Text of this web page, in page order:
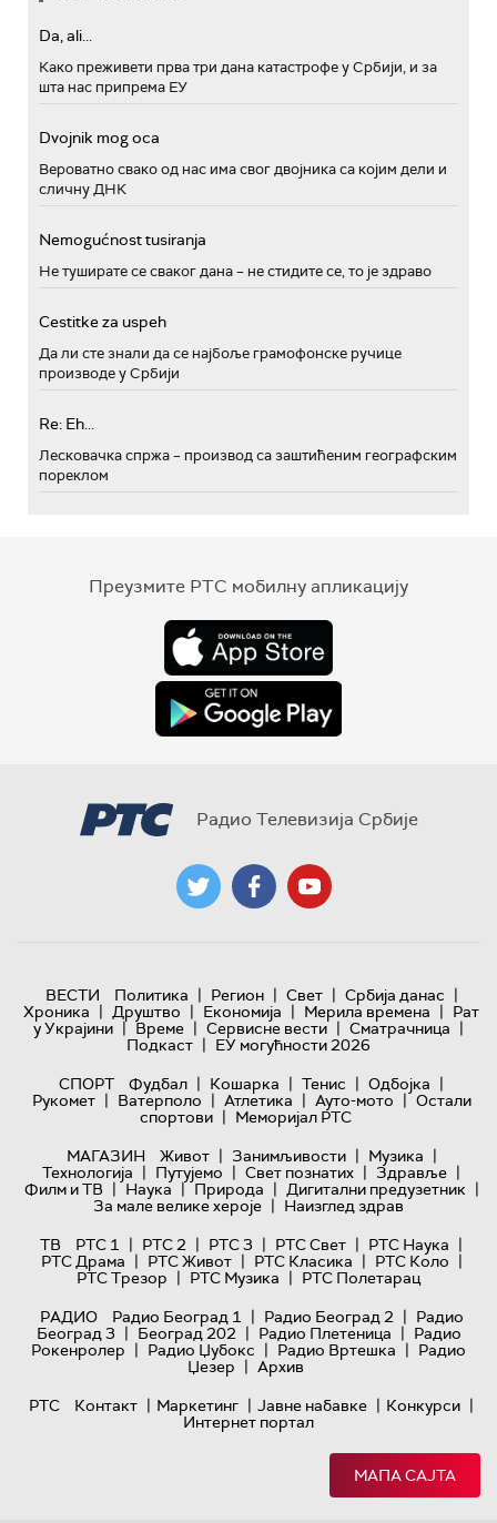
Da, ali...
Како преживети прва три дана катастрофе у Србији, и за
шта нас припрема ЕУ
Dvojnik mog oca
Вероватно свако од нас има свог двојника са којим дели и
сличну ДНК
Nemogućnost tusiranja
Не туширате се сваког дана – не стидите се, то је здраво
Cestitke za uspeh
Да ли сте знали да се најбоље грамофонске ручице
производе у Србији
Re: Eh...
Лесковачка спржа – производ са заштићеним географским
пореклом
Преузмите РТС мобилну апликацију
Радио Телевизија Србије
ВЕСТИ Политика | Регион | Свет | Србија данас |
Хроника | Друштво | Економија | Мерила времена | Рат
у Украјини | Време | Сервисне вести | Сматрачница |
Подкаст | ЕУ могућности 2026
СПОРТ
Фудбал | Кошарка | Тенис | Одбојка |
Рукомет | Ватерполо | Атлетика | Ауто-мото | Остали
спортови | Меморијал РТС
МАГАЗИН
Живот | Занимљивости | Музика |
Технологијa | Путујемо | Свет познатих | Здравље |
Филм и ТВ | Наука | Природа | Дигитални предузетник |
За мале велике хероје | Наизглед здрав
ТВ
РТС 1 | РТС 2 | РТС 3 | РТС Свет | РТС Наука |
РТС Драма | РТС Живот | РТС Класика | РТС Коло |
РТС Трезор | РТС Музика | РТС Полетарац
РАДИО
Радио Београд 1 | Радио Београд 2 | Радио
Београд 3 | Београд 202 | Радио Плетеница | Радио
Рокенролер | Радио Џубокс | Радио Вртешка | Радио
Џезер | Архив
РТС
Контакт | Маркетинг | Јавне набавке | Конкурси |
Интернет портал
МАПА САЈТА